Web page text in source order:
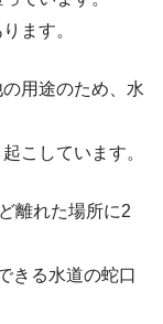
ます。
用途のため、水
こしています。
離れた場所に2
きる水道の蛇口